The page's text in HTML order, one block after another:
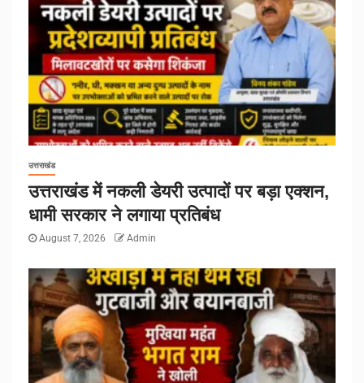
उत्तराखंड
उत्तराखंड में नकली डेयरी उत्पादों पर बड़ा एक्शन,
धामी सरकार ने लगाया प्रतिबंध
August 7, 2026 Admin